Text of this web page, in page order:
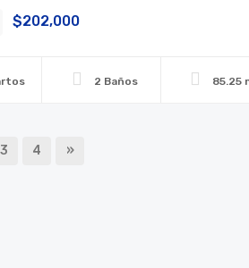
$202,000
2 Baños 85.25
3 4 »